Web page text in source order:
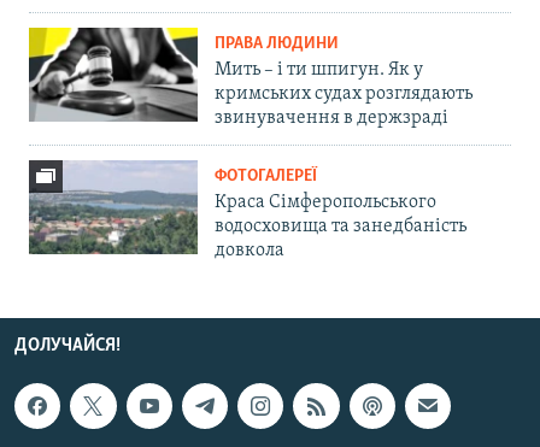
ПРАВА ЛЮДИНИ
Мить – і ти шпигун. Як у
кримських судах розглядають
звинувачення в держзраді
ФОТОГАЛЕРЕЇ
Краса Сімферопольського
водосховища та занедбаність
довкола
ДОЛУЧАЙСЯ!